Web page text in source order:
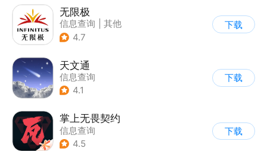
无限极
信息查询
其他
4.7
下载
天文通
信息查询
4.1
下载
掌上无畏契约
信息查询
4.5
下载